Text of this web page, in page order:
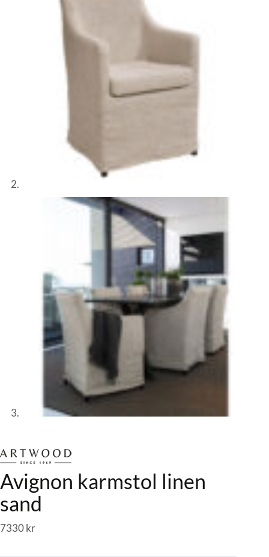
Avignon karmstol linen
sand
7330kr